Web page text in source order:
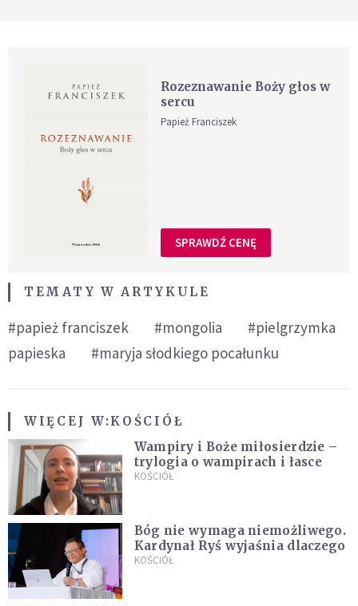
Rozeznawanie Boży głos w
sercu
Papież Franciszek
SPRAWDŹ CENĘ
TEMATY W ARTYKULE
#papież franciszek #mongolia
#pielgrzymka
papieska
#maryja słodkiego pocałunku
WIĘCEJ W:KOŚCIÓŁ
Wampiry i Boże miłosierdzie –
trylogia o wampirach i łasce
KOŚCIÓŁ
Bóg nie wymaga niemożliwego.
Kardynał Ryś wyjaśnia dlaczego
KOŚCIÓŁ